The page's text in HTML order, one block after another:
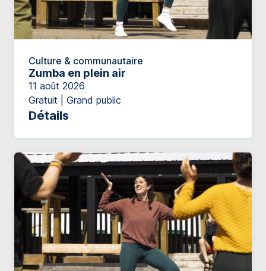
Culture & communautaire
Zumba en plein air
11 août 2026
Gratuit | Grand public
Détails